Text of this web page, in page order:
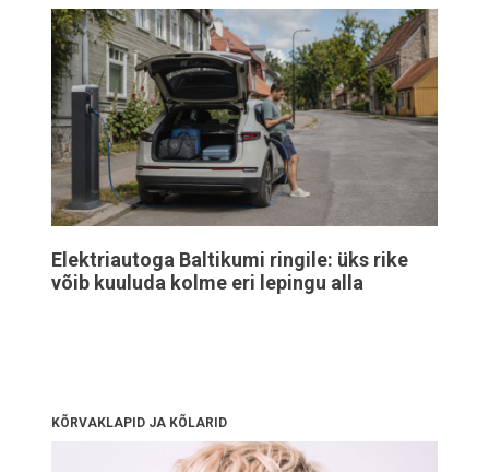
Elektriautoga Baltikumi ringile: üks rike
võib kuuluda kolme eri lepingu alla
KÕRVAKLAPID JA KÕLARID